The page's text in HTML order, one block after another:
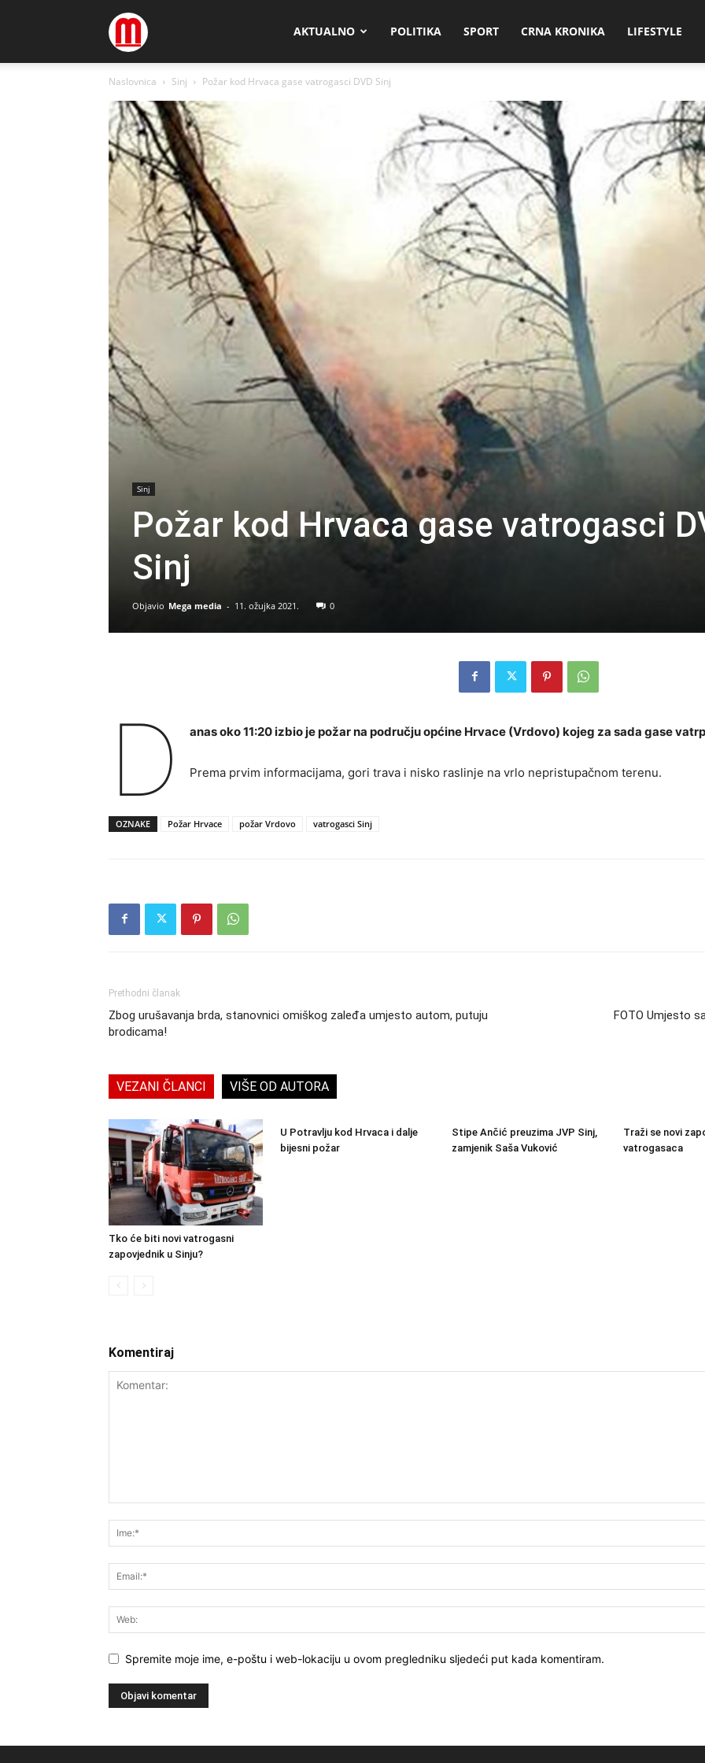
Megamedia AKTUALNO POLITIKA SPORT CRNA KRONIKA LIFESTYLE
Naslovnica Sinj Požar kod Hrvaca gase vatrogasci DVD Sinj
Sinj
Požar kod Hrvaca gase vatrogasci
Sinj
Objavio Mega media - 11. ožujka 2021. 0
D anas oko 11:20 izbio je požar na području općine Hrvace (Vrdovo) kojeg za sada gase
Prema prvim informacijama, gori trava i nisko raslinje na vrlo nepristupačnom terenu.
OZNAKE Požar Hrvace požar Vrdovo vatrogasci Sinj
Prethodni članak
Zbog urušavanja brda, stanovnici omiškog zaleđa umjesto autom, putuju
brodicama!
FOTO Umjesto
VEZANI ČLANCI VIŠE OD AUTORA
Tko će biti novi vatrogasni
zapovjednik u Sinju?
U Potravlju kod Hrvaca i dalje
bijesni požar
Stipe Ančić preuzima JVP Sinj,
zamjenik Saša Vuković
Traži se novi
vatrogasaca
Komentiraj
Spremite moje ime, e-poštu i web-lokaciju u ovom pregledniku sljedeći put kada komentiram.